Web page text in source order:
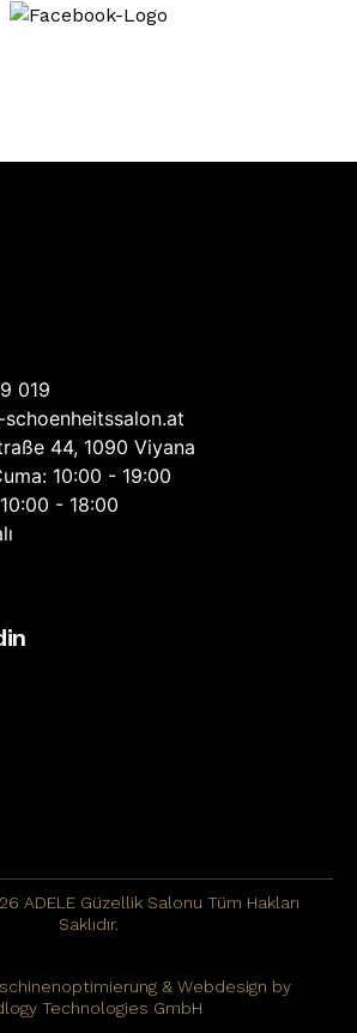
019
44, 1090 Viyana
10:00 - 19:00
- 18:00
ADELE Güzellik Salonu Tüm Hakları
Saklıdır.
& Webdesign by
Technologies GmbH